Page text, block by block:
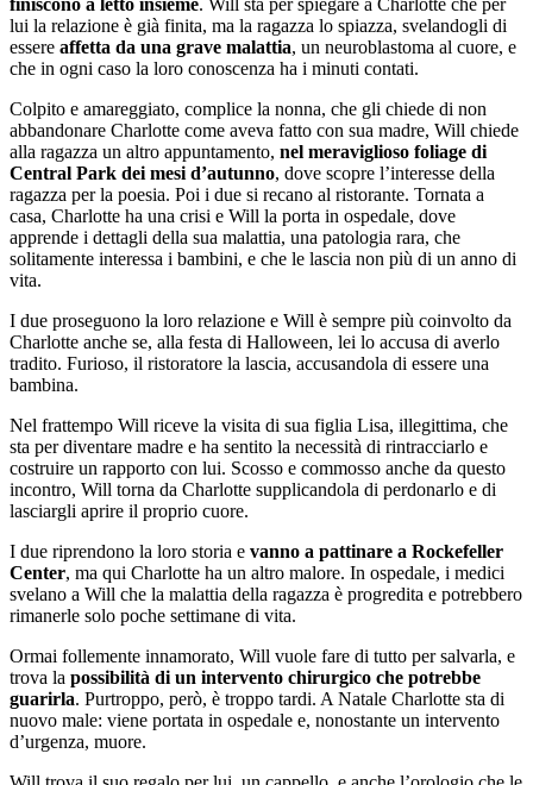
lui la relazione è già finita, ma la ragazza lo spiazza, svelandogli di
essere affetta da una grave malattia, un neuroblastoma al cuore, e
che in ogni caso la loro conoscenza ha i minuti contati.
Colpito e amareggiato, complice la nonna, che gli chiede di non
abbandonare Charlotte come aveva fatto con sua madre, Will chiede
alla ragazza un altro appuntamento, nel meraviglioso foliage di
Central Park dei mesi d’autunno, dove scopre l’interesse della
ragazza per la poesia. Poi i due si recano al ristorante. Tornata a
casa, Charlotte ha una crisi e Will la porta in ospedale, dove
apprende i dettagli della sua malattia, una patologia rara, che
solitamente interessa i bambini, e che le lascia non più di un anno di
vita.
I due proseguono la loro relazione e Will è sempre più coinvolto da
Charlotte anche se, alla festa di Halloween, lei lo accusa di averlo
tradito. Furioso, il ristoratore la lascia, accusandola di essere una
bambina.
Nel frattempo Will riceve la visita di sua figlia Lisa, illegittima, che
sta per diventare madre e ha sentito la necessità di rintracciarlo e
costruire un rapporto con lui. Scosso e commosso anche da questo
incontro, Will torna da Charlotte supplicandola di perdonarlo e di
lasciargli aprire il proprio cuore.
I due riprendono la loro storia e vanno a pattinare a Rockefeller
Center, ma qui Charlotte ha un altro malore. In ospedale, i medici
svelano a Will che la malattia della ragazza è progredita e potrebbero
rimanerle solo poche settimane di vita.
Ormai follemente innamorato, Will vuole fare di tutto per salvarla, e
trova la possibilità di un intervento chirurgico che potrebbe
guarirla. Purtroppo, però, è troppo tardi. A Natale Charlotte sta di
nuovo male: viene portata in ospedale e, nonostante un intervento
d’urgenza, muore.